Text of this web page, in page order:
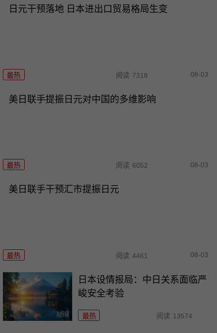
日元干预落地 日本进出口贸易格局生变
最热 阅读 7318 08-03
美日联手提振日元对中国的多维影响
最热 阅读 6052 08-03
美日联手干预汇市提振日元
最热 阅读 4461 08-03
日本设情报局：中日关系面临严
峻安全考验
最热 阅读 13574